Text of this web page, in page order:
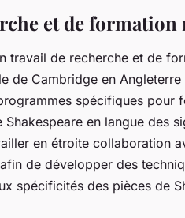
et de formation
travail de recherche et de
de Cambridge en
spécifiques pour
en langue des
en étroite collaboration
de développer des
spécificités des pièces de